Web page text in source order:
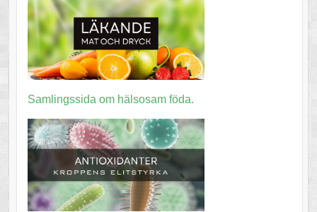
Samlingssida om hälsosam föda.